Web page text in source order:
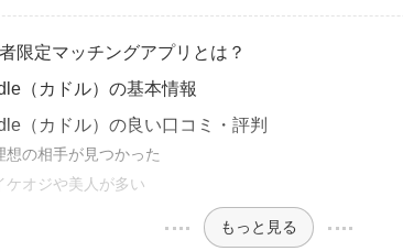
限定マッチングアプリとは？
（カドル）の基本情報
（カドル）の良い口コミ・評判
想の相手が見つかった
ケオジや美人が多い
もっと見る